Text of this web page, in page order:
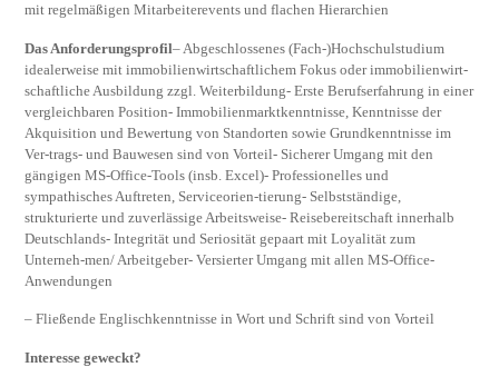
mit regelmäßigen Mitarbeiterevents und flachen Hierarchien
Das Anforderungsprofil– Abgeschlossenes (Fach-)Hochschulstudium
idealerweise mit immobilienwirtschaftlichem Fokus oder immobilienwirt-
schaftliche Ausbildung zzgl. Weiterbildung- Erste Berufserfahrung in einer
vergleichbaren Position- Immobilienmarktkenntnisse, Kenntnisse der
Akquisition und Bewertung von Standorten sowie Grundkenntnisse im
Ver-trags- und Bauwesen sind von Vorteil- Sicherer Umgang mit den
gängigen MS-Office-Tools (insb. Excel)- Professionelles und
sympathisches Auftreten, Serviceorien-tierung- Selbstständige,
strukturierte und zuverlässige Arbeitsweise- Reisebereitschaft innerhalb
Deutschlands- Integrität und Seriosität gepaart mit Loyalität zum
Unterneh-men/ Arbeitgeber- Versierter Umgang mit allen MS-Office-
Anwendungen
– Fließende Englischkenntnisse in Wort und Schrift sind von Vorteil
Interesse geweckt?